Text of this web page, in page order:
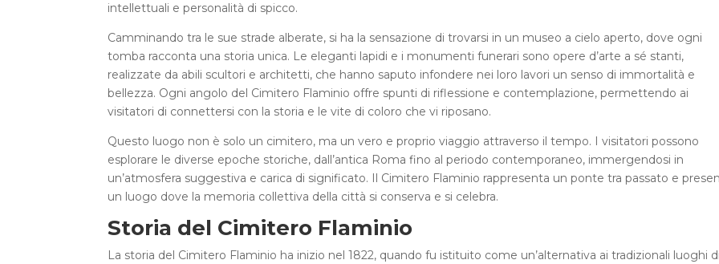
intellettuali e personalità di spicco.
Camminando tra le sue strade alberate, si ha la sensazione di trovarsi in un museo a cielo aperto, dove ogni
tomba racconta una storia unica. Le eleganti lapidi e i monumenti funerari sono opere d’arte a sé stanti,
realizzate da abili scultori e architetti, che hanno saputo infondere nei loro lavori un senso di immortalità e
bellezza. Ogni angolo del Cimitero Flaminio offre spunti di riflessione e contemplazione, permettendo ai
visitatori di connettersi con la storia e le vite di coloro che vi riposano.
Questo luogo non è solo un cimitero, ma un vero e proprio viaggio attraverso il tempo. I visitatori possono
esplorare le diverse epoche storiche, dall’antica Roma fino al periodo contemporaneo, immergendosi in
un’atmosfera suggestiva e carica di significato. Il Cimitero Flaminio rappresenta un ponte tra passato e
un luogo dove la memoria collettiva della città si conserva e si celebra.
Storia del Cimitero Flaminio
La storia del Cimitero Flaminio ha inizio nel 1822, quando fu istituito come un’alternativa ai tradizionali luoghi di